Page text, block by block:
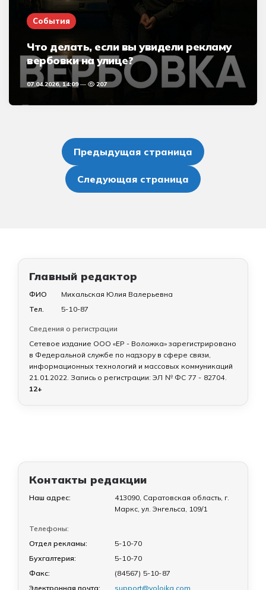
События
Что делать, если вы увидели рекламу
вербовки на улице?
07.04.2026, 14:09 207
записейПредыдущая страница
Следующая страница
Главный редактор
ФИО
Михальская Юлия Валерьевна
Тел.
5-10-87
Сведения о регистрации
Сетевое издание ООО «ЕР - Воложка» зарегистрировано
в Федеральной службе по надзору в сфере связи,
информационных технологий и массовых коммуникаций
21.01.2022. Запись о регистрации: ЭЛ № ФС 77 - 82704.
12+
Контакты редакции
Наш адрес:
413090, Саратовская область, г.
Маркс, ул. Энгельса, 109/1
Телефоны:
Отдел рекламы:
5-10-70
Бухгалтерия:
5-10-70
Факс:
(84567) 5-10-87
Электронная почта:
support@volojka.com